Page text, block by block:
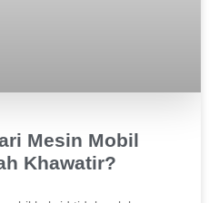
Mesin Mobil
Khawatir?